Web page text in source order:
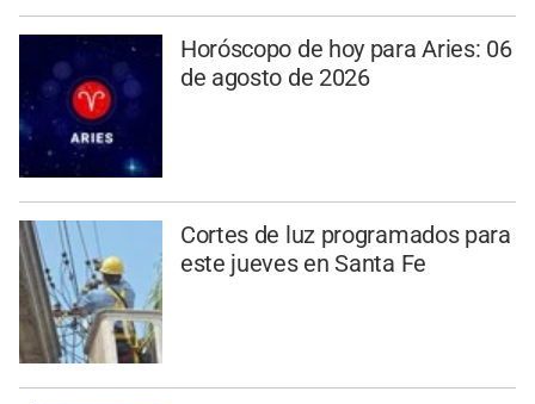
Horóscopo de hoy para Aries: 06
de agosto de 2026
Cortes de luz programados para
este jueves en Santa Fe